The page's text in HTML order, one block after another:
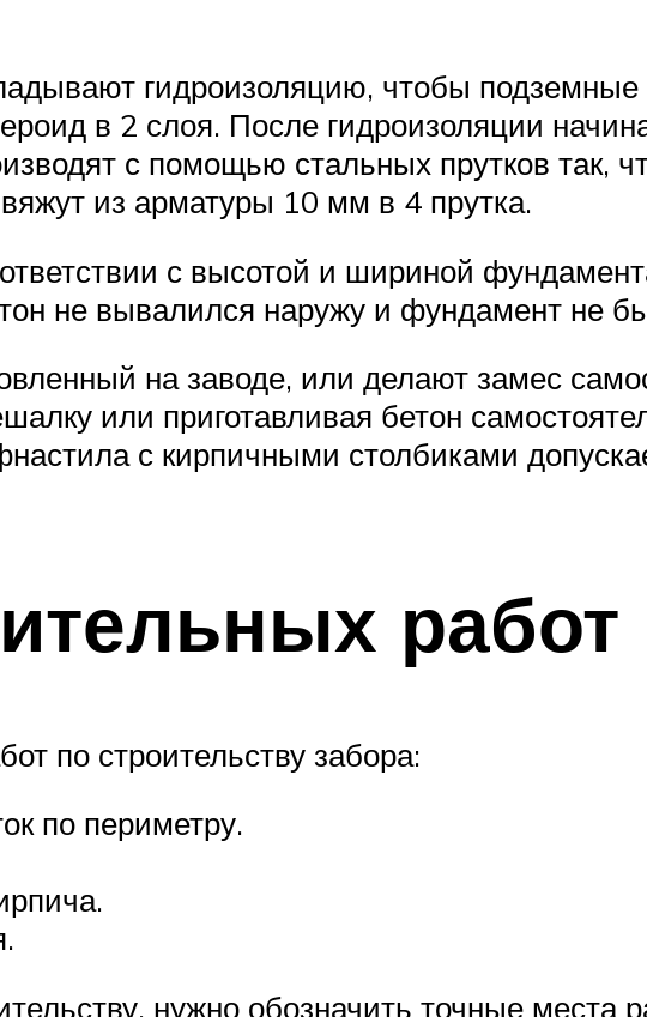
гидроизоляцию, чтобы
в 2 слоя. После гидроизоляции
с помощью стальных прутков так,
из арматуры 10 мм в 4 прутка.
с высотой и шириной
не вывалился наружу и фундамент не
на заводе, или делают замес
или приготавливая бетон
с кирпичными столбиками
работ
по строительству забора:
по периметру.
нужно обозначить точные места